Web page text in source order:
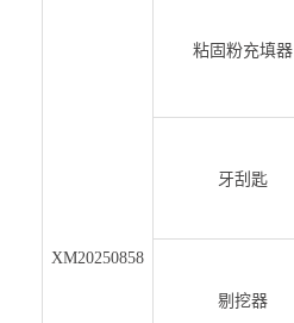
XM20250858
粘固粉充填器
牙刮匙
剔挖器